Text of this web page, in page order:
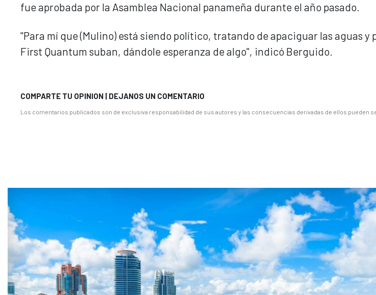
fue aprobada por la Asamblea Nacional panameña durante el año pasado.
"Para mí que (Mulino) está siendo político, tratando de apaciguar las aguas y
First Quantum suban, dándole esperanza de algo", indicó Berguido.
COMPARTE TU OPINION | DEJANOS UN COMENTARIO
Los comentarios publicados son de exclusiva responsabilidad de sus autores y las consecuencias derivadas de ellos pueden